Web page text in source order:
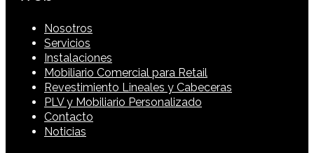
Nosotros
Servicios
Instalaciones
Mobiliario Comercial para Retail
Revestimiento Lineales y Cabeceras
PLV y Mobiliario Personalizado
Contacto
Noticias